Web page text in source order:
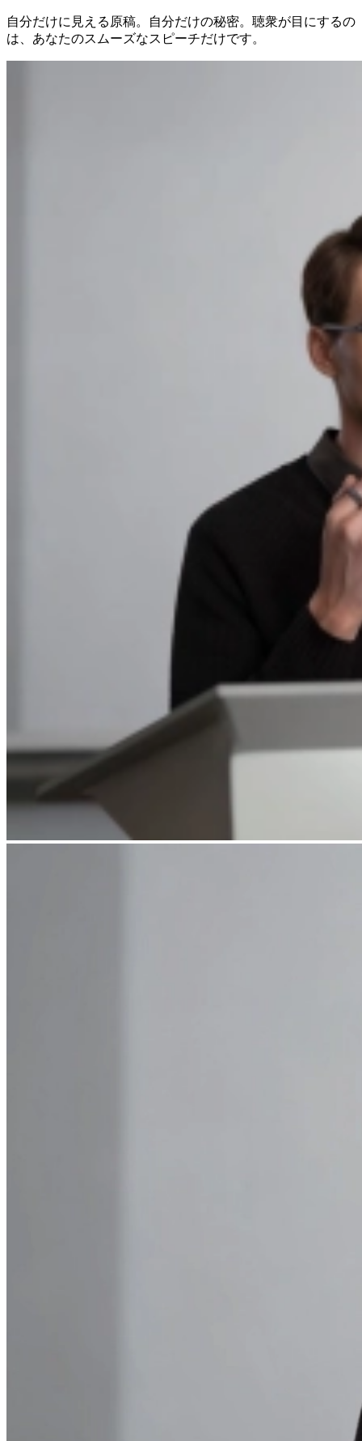
自分だけに見える原稿。自分だけの秘密。聴衆が目にするの
は、あなたのスムーズなスピーチだけです。